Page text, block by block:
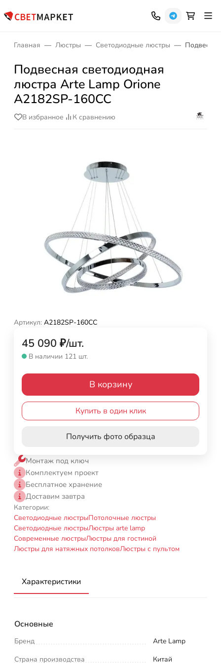
Главная Люстры Светодиодные люстры
Подвесная светодиодная
люстра Arte Lamp Orione
A2182SP-160CC
В избранное К сравнению
Артикул: A2182SP-160CC
45 090 ₽/шт.
В наличии 121 шт.
В корзину
Купить в один клик
Получить фото образца
Монтаж под ключ
Комплектуем проект
Бесплатное хранение
Доставим завтра
Категории:
Светодиодные люстрыПотолочные люстры
Светодиодные люстрыЛюстры arte lamp
Современные люстрыЛюстры для гостиной
Люстры для натяжных потолковЛюстры с пультом
Характеристики
Основные
Бренд
Arte Lamp
Страна производства
Китай